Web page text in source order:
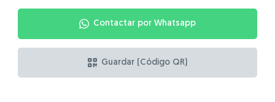
Contactar por Whatsapp
Guardar (Código QR)